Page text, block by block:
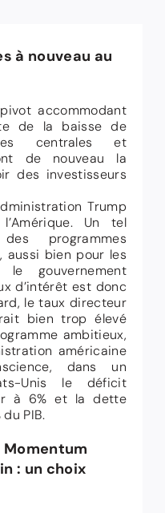
à nouveau au
accommodant
de la baisse de
centrales et
de nouveau la
des investisseurs
Trump
Un tel
programmes
aussi bien pour les
gouvernement
d’intérêt est donc
le taux directeur
bien trop élevé
ambitieux,
américaine
dans un
Unis le déficit
à 6% et la dette
PIB.
: un choix